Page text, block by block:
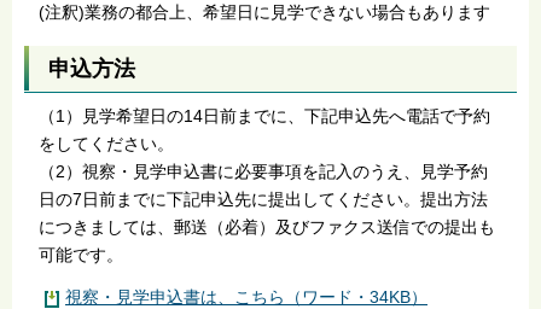
(注釈)業務の都合上、希望日に見学できない場合もあります
申込方法
（1）見学希望日の14日前までに、下記申込先へ電話で予約
をしてください。
（2）視察・見学申込書に必要事項を記入のうえ、見学予約
日の7日前までに下記申込先に提出してください。提出方法
につきましては、郵送（必着）及びファクス送信での提出も
可能です。
視察・見学申込書は、こちら（ワード・34KB）